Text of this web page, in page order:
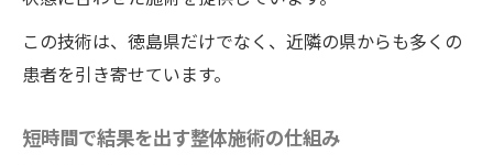
この技術は、徳島県だけでなく、近隣の県からも多くの
患者を引き寄せています。
短時間で結果を出す整体施術の仕組み